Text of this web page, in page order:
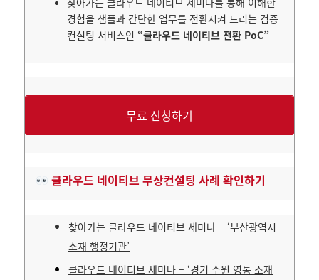
경험을 샘플과 간단한 업무를 전환시켜 드리는 검증
컨설팅 서비스인 “클라우드 네이티브 전환 PoC”
무료 신청하기
클라우드 네이티브 무상컨설팅 사례 확인하기
찾아가는 클라우드 네이티브 세미나 – ‘부산광역시
소재 행정기관’
클라우드 네이티브 세미나 – ‘경기 수원 영통 소재